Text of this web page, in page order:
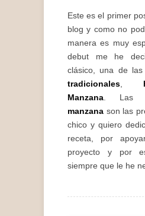
Este es el primer
blog y como no
manera es muy
debut me he
clásico, una de las
tradicionales,
Manzana. Las
manzana son las
chico y quiero
receta, por
proyecto y por
siempre que le he